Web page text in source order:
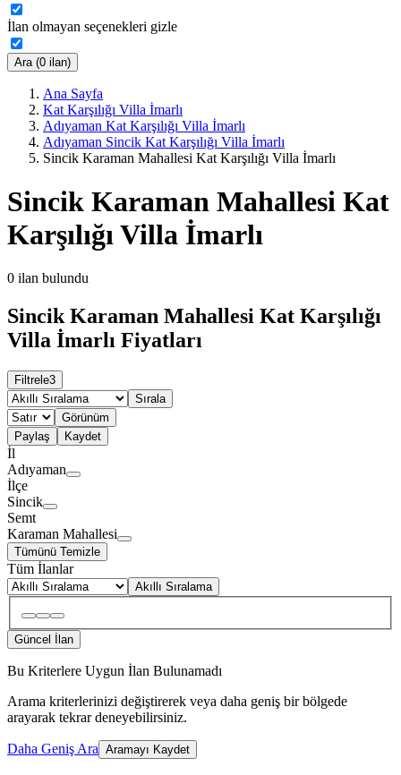
İlan olmayan seçenekleri gizle
Ara (0 ilan)
Ana Sayfa
Kat Karşılığı Villa İmarlı
Adıyaman Kat Karşılığı Villa İmarlı
Adıyaman Sincik Kat Karşılığı Villa İmarlı
Sincik Karaman Mahallesi Kat Karşılığı Villa İmarlı
Sincik Karaman Mahallesi Kat
Karşılığı Villa İmarlı
0 ilan bulundu
Sincik Karaman Mahallesi Kat Karşılığı
Villa İmarlı Fiyatları
Filtrele3
Sırala
Görünüm
Paylaş
Kaydet
İl
Adıyaman
İlçe
Sincik
Semt
Karaman Mahallesi
Tümünü Temizle
Tüm İlanlar
Akıllı Sıralama
Güncel İlan
Bu Kriterlere Uygun İlan Bulunamadı
Arama kriterlerinizi değiştirerek veya daha geniş bir bölgede
arayarak tekrar deneyebilirsiniz.
Daha Geniş Ara Aramayı Kaydet